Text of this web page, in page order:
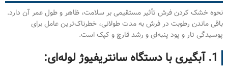
نحوه خشک کردن فرش تأثیر مستقیمی بر سلامت، ظاهر و طول عمر آن دارد.
باقی ماندن رطوبت در فرش به مدت طولانی، خطرناک‌ترین عامل برای
پوسیدگی تار و پود پنبه‌ای و رشد قارچ و کپک است.
1. آبگیری با دستگاه سانتریفیوژ لوله‌ای: